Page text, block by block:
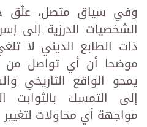
وفي سياق متصل، علّق
الشخصيات الدرزية إلى
ذات الطابع الديني لا
موضحا أن أي تواصل من
يمحو الواقع التاريخي
إلى التمسك بالثوابت
مواجهة أي محاولات